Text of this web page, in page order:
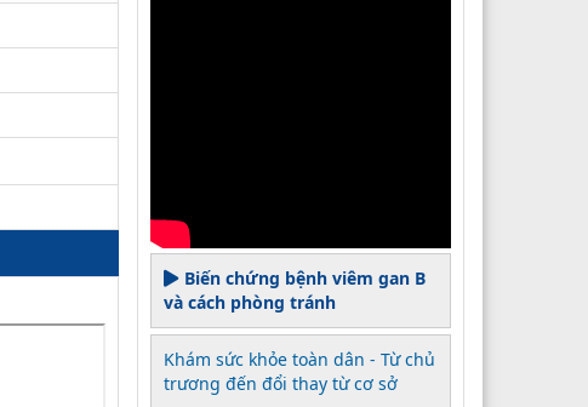
Biến chứng bệnh viêm gan B
và cách phòng tránh
Khám sức khỏe toàn dân - Từ chủ
trương đến đổi thay từ cơ sở